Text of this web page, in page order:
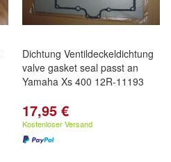
Dichtung Ventildeckeldichtung
valve gasket seal passt an
Yamaha Xs 400 12R-11193
17,95 €
Kostenloser Versand